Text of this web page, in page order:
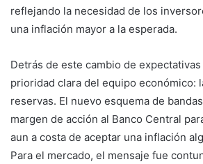
reflejando la necesidad de los
una inflación mayor a la esperada.
Detrás de este cambio de
prioridad clara del equipo económico:
reservas. El nuevo esquema de
margen de acción al Banco Central
aun a costa de aceptar una inflación
Para el mercado, el mensaje fue